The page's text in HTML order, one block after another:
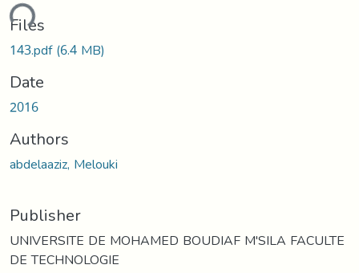
Files
143.pdf(6.4 MB)
Date
2016
Authors
abdelaaziz, Melouki
Publisher
UNIVERSITE DE MOHAMED BOUDIAF M'SILA FACULTE
DE TECHNOLOGIE